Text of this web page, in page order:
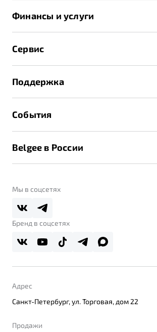
X70
Записаться на тест-драйв
Получить предложение
Финансы и услуги
Страхование
Расчет КАСКО
Сервис
Техническое обслуживание
Калькулятор ТО
Поддержка
Помощь на дорогах
Belgee Линк
Belgee Плюс
Реферальная программа
События
Belgee в России
О дилерском центре
Правовая информация
Мы в соцсетях
Бренд в соцсетях
Адрес
Санкт-Петербург, ул. Торговая, дом 22
Продажи